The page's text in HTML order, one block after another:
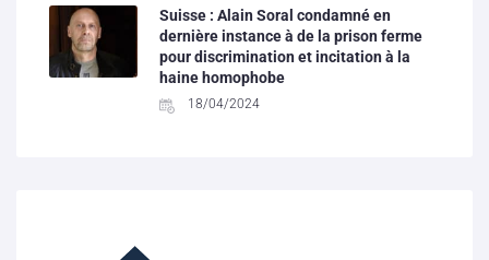
Suisse : Alain Soral condamné en
dernière instance à de la prison ferme
pour discrimination et incitation à la
haine homophobe
18/04/2024